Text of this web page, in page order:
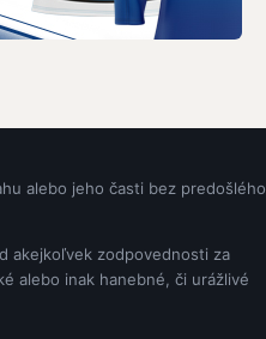
alebo jeho časti bez predošlého
akejkoľvek zodpovednosti za
alebo inak hanebné, či urážlivé